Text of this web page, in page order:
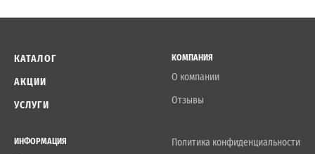
КАТАЛОГ
АКЦИИ
УСЛУГИ
КОМПАНИЯ
О компании
Отзывы
ИНФОРМАЦИЯ
Политика конфиденциальности